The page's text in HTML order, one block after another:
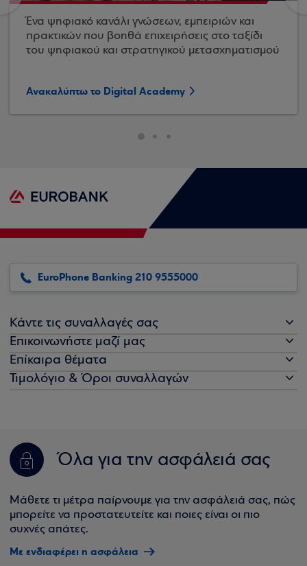
Ένα ψηφιακό κανάλι γνώσεων, εμπειριών και
πρακτικών που βοηθά επιχειρήσεις στο ταξίδι
του ψηφιακού και στρατηγικού μετασχηματισμού
Ανακαλύπτω το Digital Academy
EuroPhone Banking 210 9555000
Κάντε τις συναλλαγές σας
Επικοινωνήστε μαζί μας
Επίκαιρα θέματα
Τιμολόγιο & Όροι συναλλαγών
Όλα για την ασφάλειά σας
Μάθετε τι μέτρα παίρνουμε για την ασφάλειά σας, πώς
μπορείτε να προστατευτείτε και ποιες είναι οι πιο
συχνές απάτες.
Με ενδιαφέρει η ασφάλεια